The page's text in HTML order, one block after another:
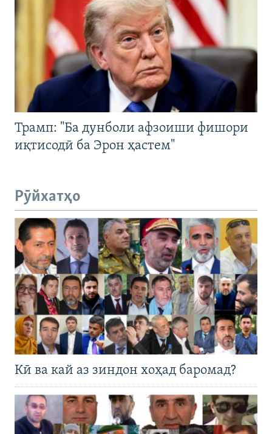
Трамп: "Ба дунболи афзоиши фишори
иқтисодӣ ба Эрон ҳастем"
Рӯйхатҳо
Кӣ ва кай аз зиндон хоҳад баромад?